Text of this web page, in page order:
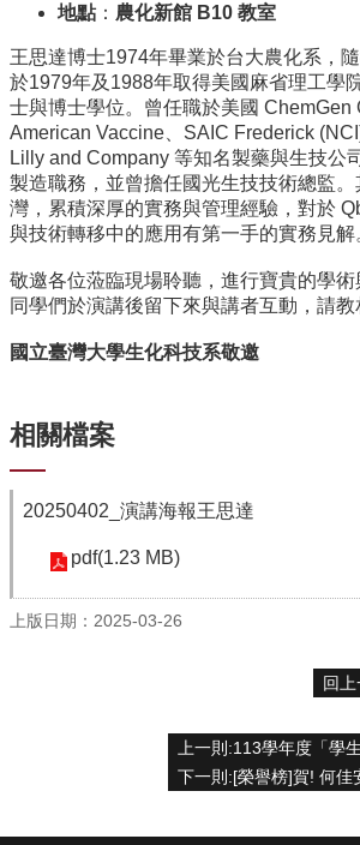
班
系
友
會
動
態
用
資
中
心
捐
回
科
地點 ： 農化新館 B10 教室
王思達博士1974年畢業於台大農化系，
於1979年及1988年取得美國麻省理工學
士與博士學位。曾任職於美國 ChemGen
American Vaccine、SAIC Frederick
Lilly and Company 等知名製藥與生技公
製造職務，並曾擔任國光生技技術總監
灣，累積深厚的實務與管理經驗，對於
與技術轉移中的應用有第一手的實務見解
敬邀各位蒞臨現場聆聽，進行寶貴的學
同學們於演講後留下來與講者互動，請教
國立臺灣大學生化科技系敬邀
相關檔案
20250402_演講海報王思達
pdf(1.23 MB)
上版日期：2025-03-26
回